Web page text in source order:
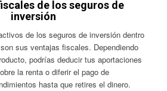
de los seguros de
inversión
de los seguros de inversión dentro
sus ventajas fiscales. Dependiendo
podrías deducir tus aportaciones
la renta o diferir el pago de
hasta que retires el dinero.